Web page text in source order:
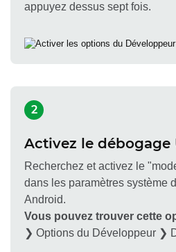
appuyez dessus sept fois.
2
Activez le débogage
Recherchez et activez le
dans les paramètres système
Android.
Vous pouvez trouver cette
❯ Options du Développeur ❯